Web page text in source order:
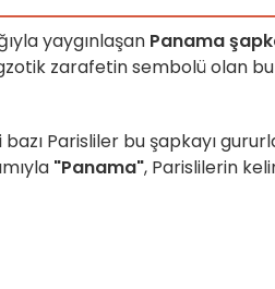
yaygınlaşan Panama
zarafetin sembolü olan bu
Parisliler bu şapkayı
"Panama", Parislilerin